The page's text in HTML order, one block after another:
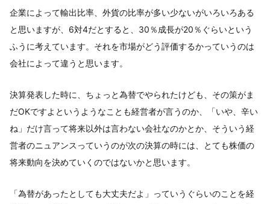
企業によって輸出比率、外貨の比率が多い少ないがいろいろある
と思いますが、6対4だとすると、30％成長が20％ぐらいという
ふうに考えています。それを市場がどう評価するかっていうのは
会社によって違うと思います。
決算発表した時に、ちょっと為替でやられたけども、その策がま
だOKですよというようなことも経営者が言うのか、「いや、辛い
ね」だけ言って将来以外は言わない会社なのかとか、そういう経
営者のニュアンスっていうのが次の決算の時には、とても株価の
将来動向を決めていくのではないかと思います。
「為替があったとしても大丈夫だよ」っていうぐらいのことを経